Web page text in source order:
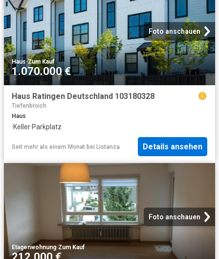
Foto anschauen
Haus·Zum Kauf
1.070.000 €
Haus Ratingen Deutschland 103180328
Tiefenbroich
Haus
·Keller·Parkplatz
Seit mehr als einem Monat bei Listanza Details ansehen
Foto anschauen
Etagenwohnung·Zum Kauf